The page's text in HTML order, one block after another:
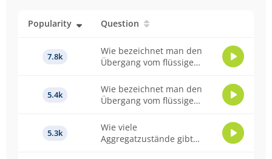
Popularity Question
7.8k
Wie bezeichnet man den
Übergang vom flüssigen
Aggregatzustand?
5.4k
Wie bezeichnet man den
Übergang vom flüssigen
Aggregatzustand?
5.3k
Wie viele
Aggregatzustände gibt